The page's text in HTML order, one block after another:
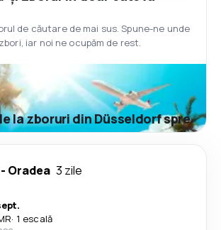
de căutare de mai sus. Spune-ne unde
iar noi ne ocupăm de rest.
la zboruri din Düsseldorf spre
- Oradea 3 zile
· 1 escală